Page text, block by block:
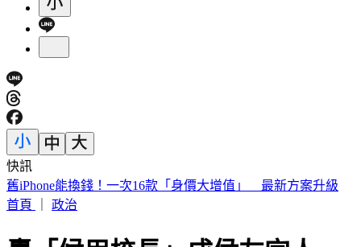
快訊
7月去過好萊塢環球影城小心！麻疹患者這天曾入園 恐暴露
風險